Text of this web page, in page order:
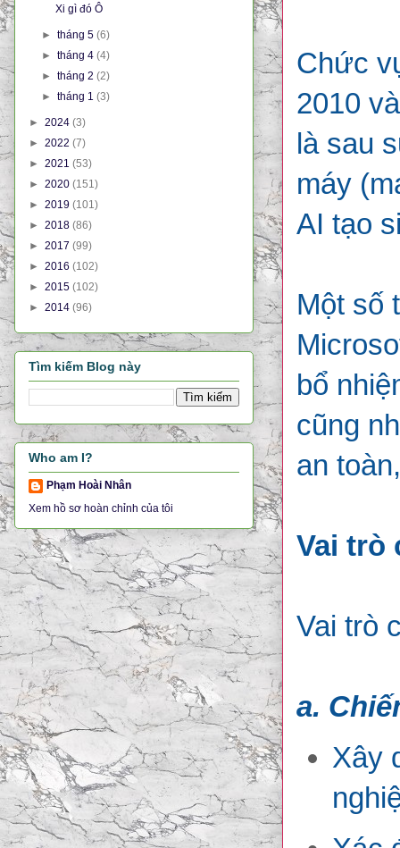
Chức
2010
là sau
máy
AI tạo
Một số
bổ
cũng
an
Vai trò
Vai trò
a.
Xây
Xi gì đó Ô
►tháng 5(6)
►tháng 4(4)
►tháng 2(2)
►tháng 1(3)
► 2024 (3)
► 2022 (7)
► 2021 (53)
► 2020 (151)
► 2019 (101)
► 2018 (86)
► 2017 (99)
► 2016 (102)
► 2015 (102)
► 2014 (96)
Tìm kiếm Blog này
Who am I?
Phạm Hoài Nhân
Xem hồ sơ hoàn chỉnh của tôi